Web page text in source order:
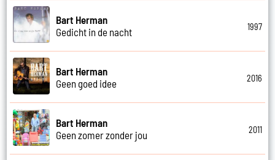
Bart Herman
Gedicht in de nacht
1997
Bart Herman
Geen goed idee
2016
Bart Herman
Geen zomer zonder jou
2011